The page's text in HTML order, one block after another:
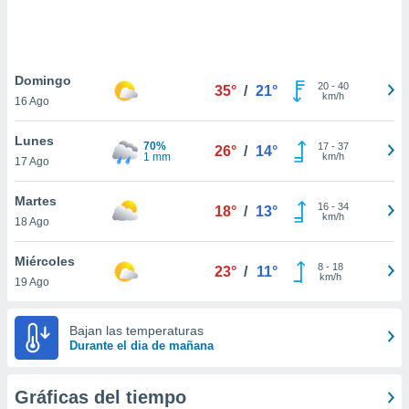
únicos
similares
como
IP
de
traten tus
en
a lo que
Para
Domingo
16 Ago
35° / 21° 20- 40
km/h
Lunes
17 Ago
70%
1 mm
26° / 14° 17- 37
km/h
Martes
18 Ago
18° / 13° 16- 34
km/h
Miércoles
19 Ago
23° / 11° 8- 18
km/h
Bajan las temperaturas
Durante el dia de mañana
Gráficas del tiempo